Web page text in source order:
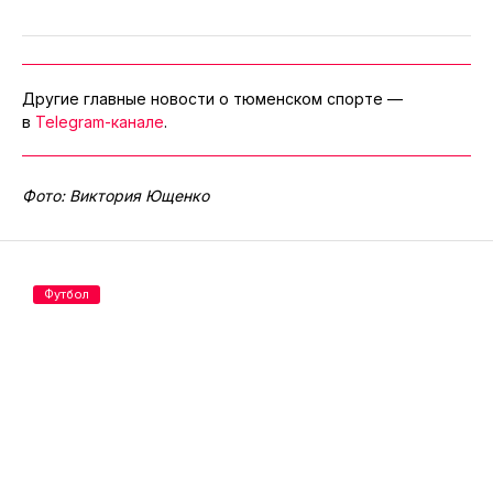
Другие главные новости о тюменском спорте —
в Telegram-канале.
Фото: Виктория Ющенко
Футбол